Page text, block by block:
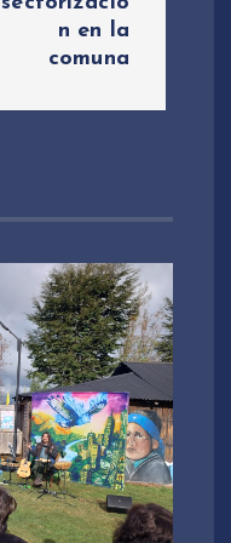
n en la
comuna